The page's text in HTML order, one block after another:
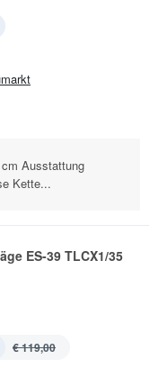
Ausstattung
Kette...
ES-39 TLCX1/35
€ 119,00